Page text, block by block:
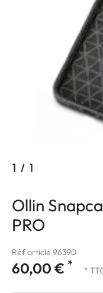
1 / 1
Ollin
PRO
Réf article 96390
60,00 € * *